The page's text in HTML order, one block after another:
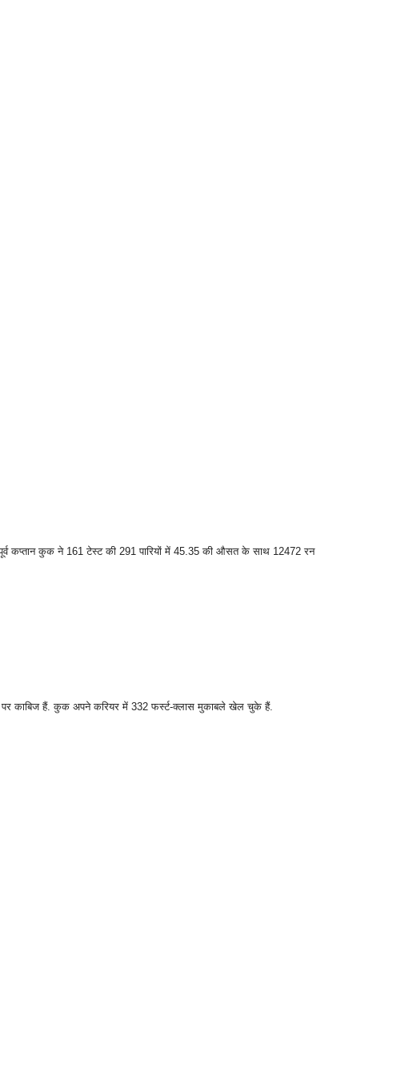
कप्तान कुक ने 161 टेस्ट की 291 पारियों में 45.35 की औसत के साथ 12472 रन
काबिज हैं. कुक अपने करियर में 332 फर्स्ट-क्लास मुकाबले खेल चुके हैं.